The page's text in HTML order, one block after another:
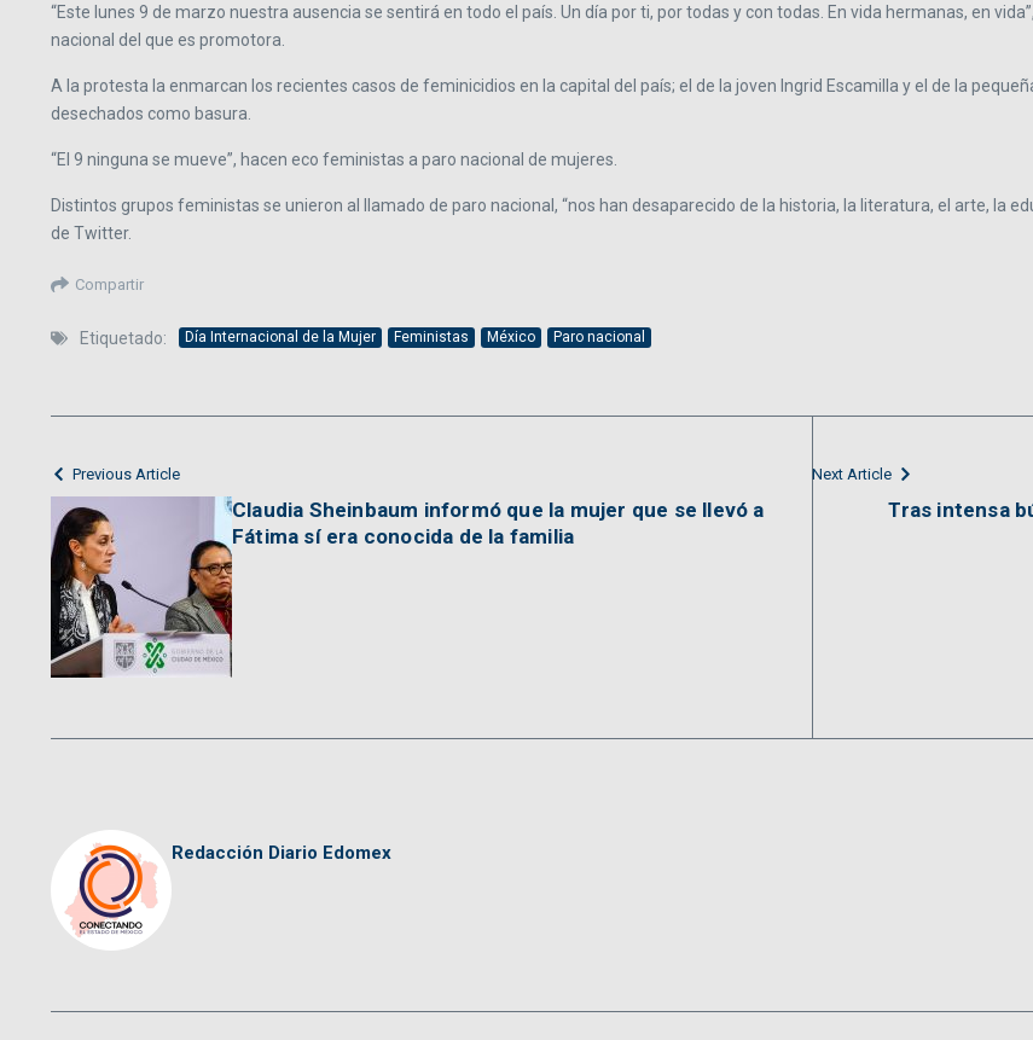
“Este lunes 9 de marzo nuestra ausencia se sentirá en todo el país. Un día por ti, por todas y con todas. En vida hermanas, en
nacional del que es promotora.
A la protesta la enmarcan los recientes casos de feminicidios en la capital del país; el de la joven Ingrid Escamilla y el de la
desechados como basura.
“El 9 ninguna se mueve”, hacen eco feministas a paro nacional de mujeres.
Distintos grupos feministas se unieron al llamado de paro nacional, “nos han desaparecido de la historia, la literatura, el arte, la
de Twitter.
Compartir
Etiquetado: Día Internacional de la Mujer Feministas México Paro nacional
Previous Article
Claudia Sheinbaum informó que la mujer que se llevó a
Fátima sí era conocida de la familia
Next Article
Tras intensa
Redacción Diario Edomex